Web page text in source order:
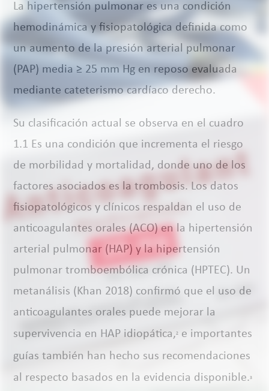
La hipertensión pulmonar es una condición
hemodinámica y fisiopatológica definida como
un aumento de la presión arterial pulmonar
(PAP) media ≥ 25 mm Hg en reposo evaluada
mediante cateterismo cardíaco derecho.
Su clasificación actual se observa en el cuadro
1.1 Es una condición que incrementa el riesgo
de morbilidad y mortalidad, donde uno de los
factores asociados es la trombosis. Los datos
fisiopatológicos y clínicos respaldan el uso de
anticoagulantes orales (ACO) en la hipertensión
arterial pulmonar (HAP) y la hipertensión
pulmonar tromboembólica crónica (HPTEC). Un
metanálisis (Khan 2018) confirmó que el uso de
anticoagulantes orales puede mejorar la
supervivencia en HAP idiopática,2
e importantes
guías también han hecho sus recomendaciones
al respecto basados en la evidencia disponible.3